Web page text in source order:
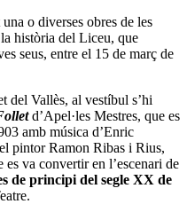
o diverses obres de les
història del Liceu, que
seus, entre el 15 de març de
del Vallès, al vestíbul s’hi
d’Apel·les Mestres, que es
amb música d’Enric
pintor Ramon Ribas i Rius,
va convertir en l’escenari de
de principi del segle XX de